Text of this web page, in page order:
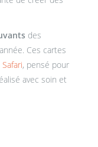
des
Ces cartes
, pensé pour
avec soin et